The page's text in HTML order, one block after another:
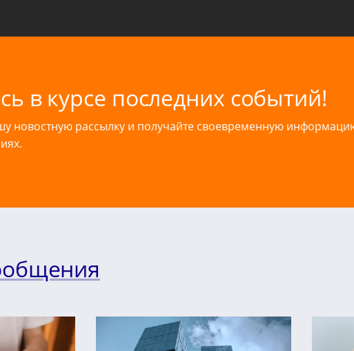
в курсе последних событий!
новостную рассылку и получайте своевременную